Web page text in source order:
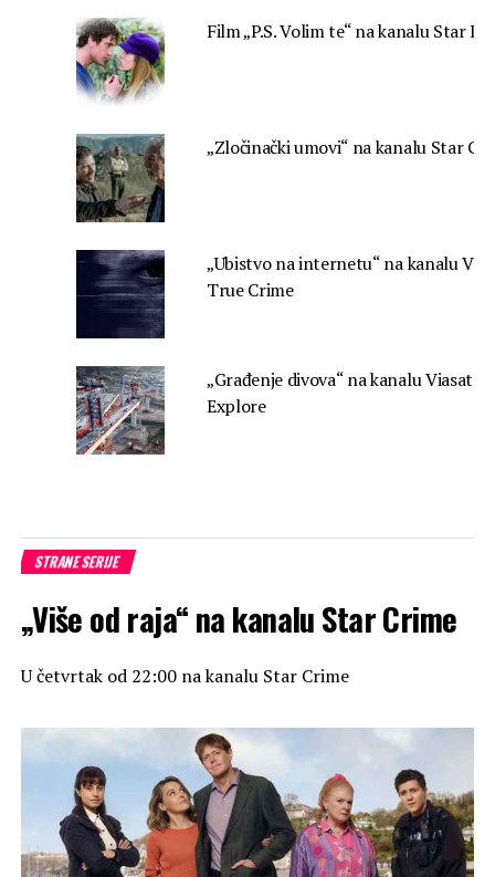
Film „P.S. Volim te“ na kanalu Star
„Zločinački umovi“ na kanalu Star
„Ubistvo na internetu“ na kanalu
True Crime
„Građenje divova“ na kanalu Viasat
Explore
STRANE SERIJE
„Više od raja“ na kanalu Star Crime
U četvrtak od 22:00 na kanalu Star Crime